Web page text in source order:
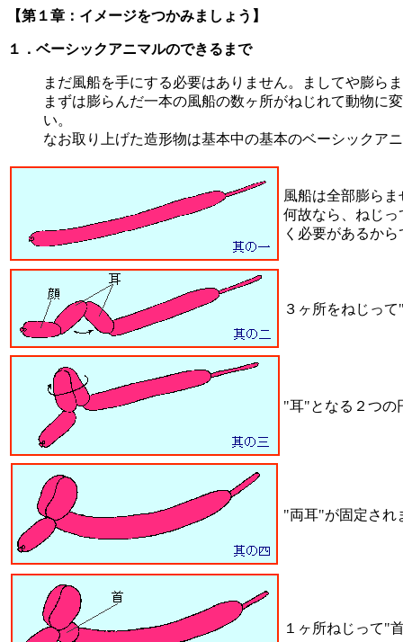
【第１章：イメージをつかみましょう】
１．ベーシックアニマルのできるまで
まだ風船を手にする必要はありません。ましてや膨ら
まずは膨らんだ一本の風船の数ヶ所がねじれて動物に
い。
なお取り上げた造形物は基本中の基本のベーシックア
風船は全部膨ら
何故なら、ねじ
く必要があるから
３ヶ所をねじっ
"耳"となる２つの
"両耳"が固定され
１ヶ所ねじって"